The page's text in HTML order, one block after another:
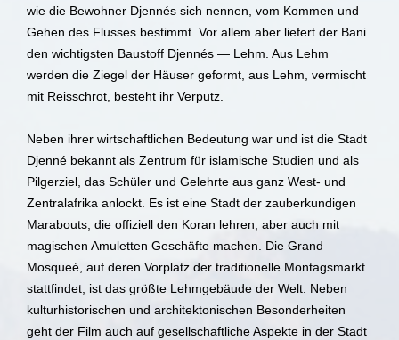
wie die Bewohner Djennés sich nennen, vom Kommen und
Gehen des Flusses bestimmt. Vor allem aber liefert der Bani
den wichtigsten Baustoff Djennés — Lehm. Aus Lehm
werden die Ziegel der Häuser geformt, aus Lehm, vermischt
mit Reisschrot, besteht ihr Verputz.
Neben ihrer wirtschaftlichen Bedeutung war und ist die Stadt
Djenné bekannt als Zentrum für islamische Studien und als
Pilgerziel, das Schüler und Gelehrte aus ganz West- und
Zentralafrika anlockt. Es ist eine Stadt der zauberkundigen
Marabouts, die offiziell den Koran lehren, aber auch mit
magischen Amuletten Geschäfte machen. Die Grand
Mosqueé, auf deren Vorplatz der traditionelle Montagsmarkt
stattfindet, ist das größte Lehmgebäude der Welt. Neben
kulturhistorischen und architektonischen Besonderheiten
geht der Film auch auf gesellschaftliche Aspekte in der Stadt